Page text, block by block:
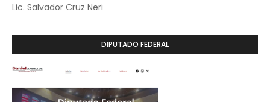
Lic. Salvador Cruz Neri
DIPUTADO FEDERAL